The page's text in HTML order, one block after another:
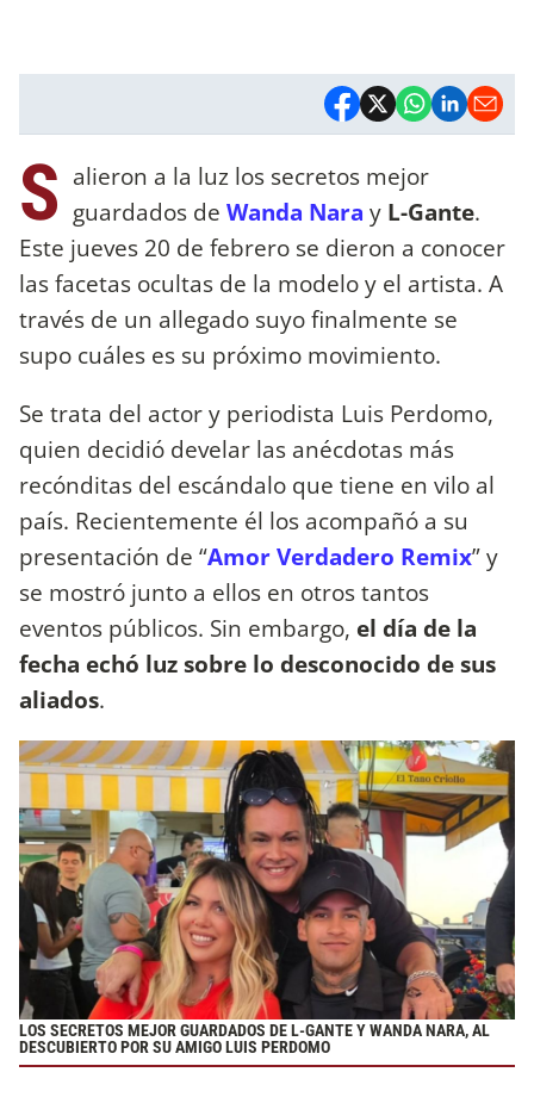
S alieron a la luz los secretos mejor
guardados de Wanda Nara y L-Gante.
Este jueves 20 de febrero se dieron a conocer
las facetas ocultas de la modelo y el artista. A
través de un allegado suyo finalmente se
supo cuáles es su próximo movimiento.
Se trata del actor y periodista Luis Perdomo,
quien decidió develar las anécdotas más
recónditas del escándalo que tiene en vilo al
país. Recientemente él los acompañó a su
presentación de “Amor Verdadero Remix” y
se mostró junto a ellos en otros tantos
eventos públicos. Sin embargo, el día de la
fecha echó luz sobre lo desconocido de sus
aliados.
LOS SECRETOS MEJOR GUARDADOS DE L-GANTE Y WANDA NARA, AL
DESCUBIERTO POR SU AMIGO LUIS PERDOMO